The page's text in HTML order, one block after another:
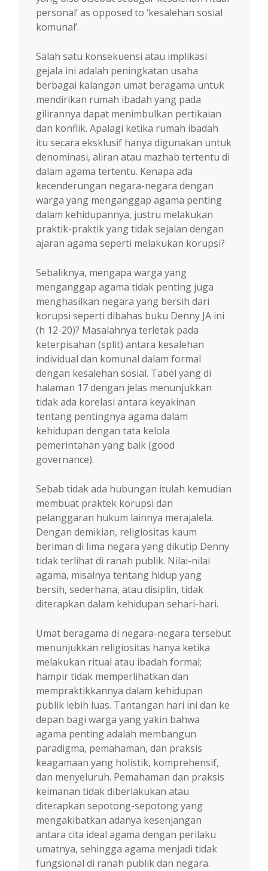
personal’ as opposed to ‘kesalehan sosial
komunal’.
Salah satu konsekuensi atau implikasi
gejala ini adalah peningkatan usaha
berbagai kalangan umat beragama untuk
mendirikan rumah ibadah yang pada
gilirannya dapat menimbulkan pertikaian
dan konflik. Apalagi ketika rumah ibadah
itu secara eksklusif hanya digunakan untuk
denominasi, aliran atau mazhab tertentu di
dalam agama tertentu. Kenapa ada
kecenderungan negara-negara dengan
warga yang menganggap agama penting
dalam kehidupannya, justru melakukan
praktik-praktik yang tidak sejalan dengan
ajaran agama seperti melakukan korupsi?
Sebaliknya, mengapa warga yang
menganggap agama tidak penting juga
menghasilkan negara yang bersih dari
korupsi seperti dibahas buku Denny JA ini
(h 12-20)? Masalahnya terletak pada
keterpisahan (split) antara kesalehan
individual dan komunal dalam formal
dengan kesalehan sosial. Tabel yang di
halaman 17 dengan jelas menunjukkan
tidak ada korelasi antara keyakinan
tentang pentingnya agama dalam
kehidupan dengan tata kelola
pemerintahan yang baik (good
governance).
Sebab tidak ada hubungan itulah kemudian
membuat praktek korupsi dan
pelanggaran hukum lainnya merajalela.
Dengan demikian, religiositas kaum
beriman di lima negara yang dikutip Denny
tidak terlihat di ranah publik. Nilai-nilai
agama, misalnya tentang hidup yang
bersih, sederhana, atau disiplin, tidak
diterapkan dalam kehidupan sehari-hari.
Umat beragama di negara-negara tersebut
menunjukkan religiositas hanya ketika
melakukan ritual atau ibadah formal;
hampir tidak memperlihatkan dan
mempraktikkannya dalam kehidupan
publik lebih luas. Tantangan hari ini dan ke
depan bagi warga yang yakin bahwa
agama penting adalah membangun
paradigma, pemahaman, dan praksis
keagamaan yang holistik, komprehensif,
dan menyeluruh. Pemahaman dan praksis
keimanan tidak diberlakukan atau
diterapkan sepotong-sepotong yang
mengakibatkan adanya kesenjangan
antara cita ideal agama dengan perilaku
umatnya, sehingga agama menjadi tidak
fungsional di ranah publik dan negara.